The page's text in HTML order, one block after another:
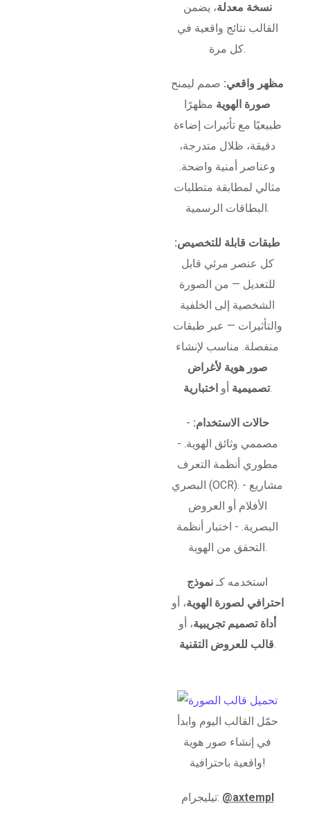
نسخة معدلة، يضمن
القالب نتائج واقعية في
كل مرة.
مظهر واقعي: صمم ليمنح
صورة الهوية مظهرًا
طبيعيًا مع تأثيرات إضاءة
دقيقة، ظلال متدرجة،
وعناصر أمنية واضحة.
مثالي لمطابقة متطلبات
البطاقات الرسمية.
طبقات قابلة للتخصيص:
كل عنصر مرئي قابل
للتعديل — من الصورة
الشخصية إلى الخلفية
والتأثيرات — عبر طبقات
منفصلة. مناسب لإنشاء
صور هوية لأغراض
تصميمية أو اختبارية .
حالات الاستخدام: -
مصممي وثائق الهوية. -
مطوري أنظمة التعرف
البصري (OCR). - مشاريع
الأفلام أو العروض
البصرية. - اختبار أنظمة
التحقق من الهوية.
استخدمه كـنموذج
احترافي لصورة الهوية، أو
أداة تصميم تجريبية، أو
قالب للعروض التقنية.
حمّل القالب اليوم وابدأ
في إنشاء صور هوية
واقعية باحترافية!
تيليجرام: @axtempl